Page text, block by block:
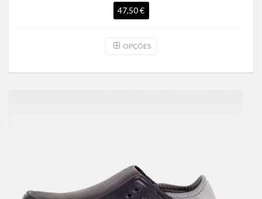
47,50 €
OPÇÕES